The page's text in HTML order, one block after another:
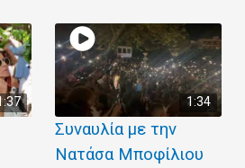
1:34
Συναυλία με την
Νατάσα Μποφίλιου